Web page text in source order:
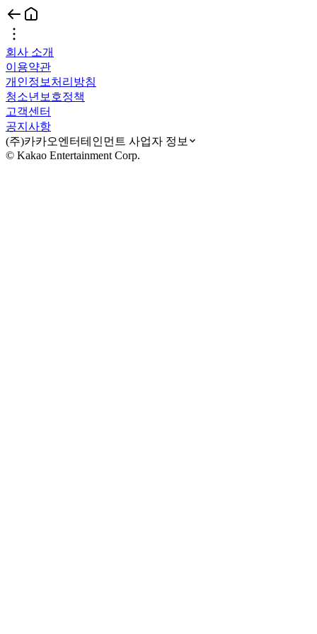
회사 소개
이용약관
개인정보처리방침
청소년보호정책
고객센터
공지사항
(주)카카오엔터테인먼트 사업자 정보
© Kakao Entertainment Corp.